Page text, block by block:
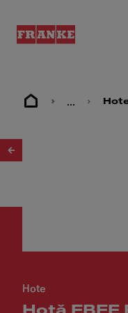
...
Hote